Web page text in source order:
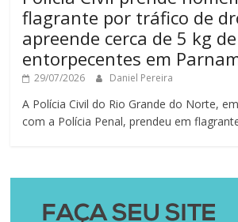
flagrante por tráfico de
apreende cerca de 5 kg de
entorpecentes em
29/07/2026 Daniel Pereira
A Polícia Civil do Rio Grande do Norte,
com a Polícia Penal, prendeu em